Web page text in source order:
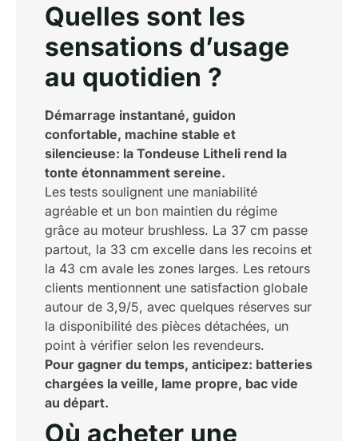
Quelles sont les
sensations d’usage
au quotidien ?
Démarrage instantané, guidon
confortable, machine stable et
silencieuse: la Tondeuse Litheli rend la
tonte étonnamment sereine.
Les tests soulignent une maniabilité
agréable et un bon maintien du régime
grâce au moteur brushless. La 37 cm passe
partout, la 33 cm excelle dans les recoins et
la 43 cm avale les zones larges. Les retours
clients mentionnent une satisfaction globale
autour de 3,9/5, avec quelques réserves sur
la disponibilité des pièces détachées, un
point à vérifier selon les revendeurs.
Pour gagner du temps, anticipez: batteries
chargées la veille, lame propre, bac vide
au départ.
Où acheter une